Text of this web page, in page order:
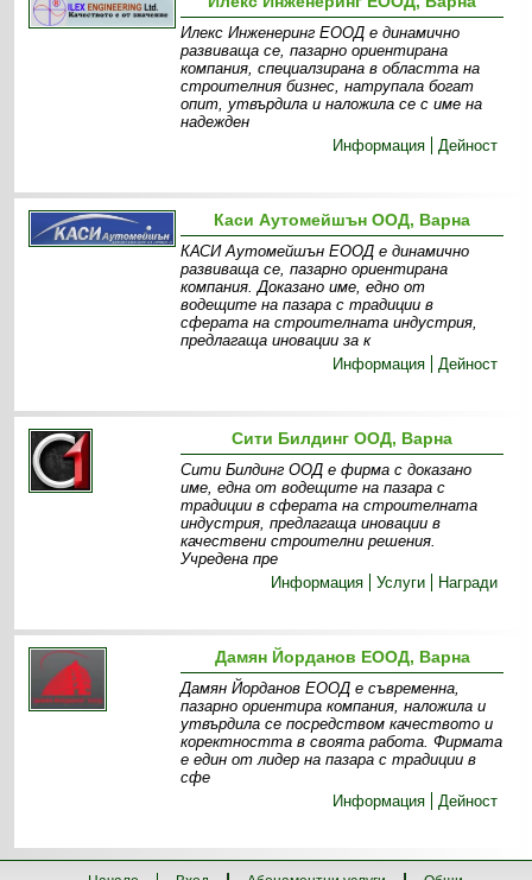
Илекс Инженеринг ЕООД е динамично
развиваща се, пазарно ориентирана
компания, специалзирана в областта на
строителния бизнес, натрупала богат
опит, утвърдила и наложила се с име на
надежден
Информация
Дейност
Каси Аутомейшън ООД, Варна
КАСИ Аутомейшън ЕООД е динамично
развиваща се, пазарно ориентирана
компания. Доказано име, едно от
водещите на пазара с традиции в
сферата на строителната индустрия,
предлагаща иновации за к
Информация
Дейност
Сити Билдинг ООД, Варна
Сити Билдинг ООД е фирма с доказано
име, една от водещите на пазара с
традиции в сферата на строителната
индустрия, предлагаща иновации в
качествени строителни решения.
Учредена пре
Информация
Услуги Награди
Дамян Йорданов ЕООД, Варна
Дамян Йорданов ЕООД е съвременна,
пазарно ориентира компания, наложила и
утвърдила се посредством качеството и
коректността в своята работа. Фирмата
е един от лидер на пазара с традиции в
сфе
Информация
Дейност